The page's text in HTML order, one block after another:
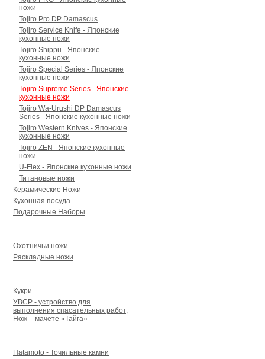
ножи
Tojiro Pro DP Damascus
Tojiro Service Knife - Японские
кухонные ножи
Tojiro Shippu - Японские
кухонные ножи
Tojiro Special Series - Японские
кухонные ножи
Tojiro Supreme Series - Японские
кухонные ножи
Tojiro Wa-Urushi DP Damascus
Series - Японские кухонные ножи
Tojiro Western Knives - Японские
кухонные ножи
Tojiro ZEN - Японские кухонные
ножи
U-Flex - Японские кухонные ножи
Титановые ножи
Керамические Ножи
Кухонная посуда
Подарочные Наборы
Охотничьи ножи
Раскладные ножи
Кукри
УВСР - устройство для
выполнения спасательных работ,
Нож – мачете «Тайга»
Hatamoto - Точильные камни